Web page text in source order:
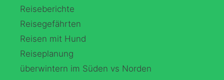
Reiseberichte
Reisegefährten
Reisen mit Hund
Reiseplanung
überwintern im Süden vs Norden